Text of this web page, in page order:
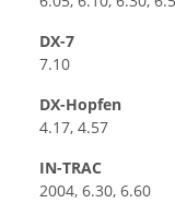
DX-7
7.10
DX-Hopfen
4.17, 4.57
IN-TRAC
2004, 6.30, 6.60